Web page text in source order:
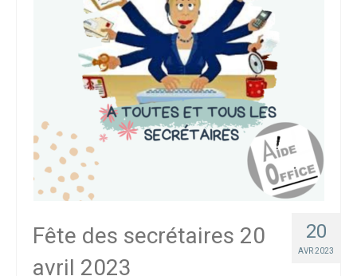
20
AVR 2023
Fête des secrétaires 20
avril 2023